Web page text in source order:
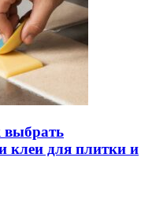
выбрать
клеи для плитки и